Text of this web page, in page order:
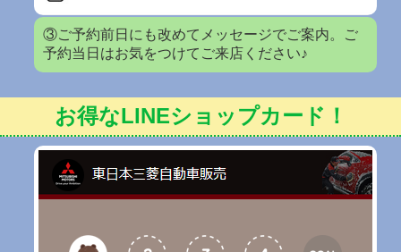
③ご予約前日にも改めてメッセージでご案内。ご
予約当日はお気をつけてご来店ください♪
お得なLINEショップカード！